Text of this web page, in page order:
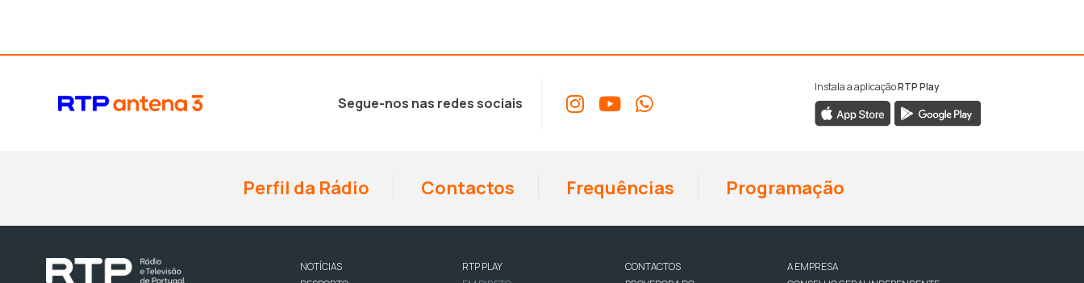
Segue-nos nas redes sociais
Instala a aplicaçãoRTP Play
Perfil da Rádio Contactos Frequências Programação
NOTÍCIAS
RTP PLAY
CONTACTOS
A EMPRESA